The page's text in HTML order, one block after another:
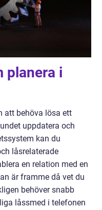
planera i
att behöva lösa ett
uppdatera och
kan du
låsrelaterade
en relation med en
är framme då vet du
behöver snabb
låssmed i telefonen